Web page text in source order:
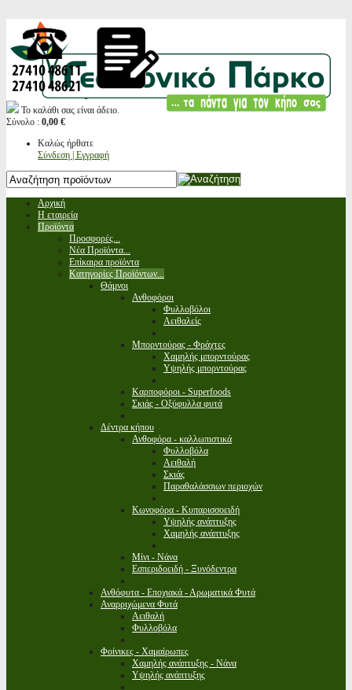
Το καλάθι σας είναι άδειο.
Σύνολο : 0,00 €
Καλώς ήρθατε
Σύνδεση | Εγγραφή
Αρχική
Η εταιρεία
Προϊόντα
Προσφορές...
Νέα Προϊόντα...
Επίκαιρα προϊόντα
Κατηγορίες Προϊόντων...
Θάμνοι
Ανθοφόροι
Φυλλοβόλοι
Αειθαλείς
Μπορντούρας - Φράχτες
Χαμηλής μπορντούρας
Υψηλής μπορντούρας
Καρποφόροι - Superfoods
Σκιάς - Οξύφυλλα φυτά
Δέντρα κήπου
Ανθοφόρα - καλλωπιστικά
Φυλλοβόλα
Αειθαλή
Σκιάς
Παραθαλάσσιων περιοχών
Κωνοφόρα - Κυπαρισσοειδή
Υψηλής ανάπτυξης
Χαμηλής ανάπτυξης
Μίνι - Νάνα
Εσπεριδοειδή - Ξυνόδεντρα
Ανθόφυτα - Εποχιακά - Αρωματικά Φυτά
Αναρριχώμενα Φυτά
Αειθαλή
Φυλλοβόλα
Φοίνικες - Χαμαίρωπες
Χαμηλής ανάπτυξης - Νάνα
Υψηλής ανάπτυξης